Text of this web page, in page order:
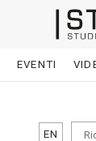
EVENTI
EN